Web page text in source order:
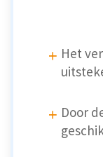
Het
Door